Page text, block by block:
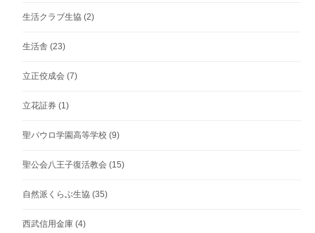
生活クラブ生協 (2)
生活舎 (23)
立正佼成会 (7)
立花証券 (1)
聖パウロ学園高等学校 (9)
聖公会八王子復活教会 (15)
自然派くらぶ生協 (35)
西武信用金庫 (4)